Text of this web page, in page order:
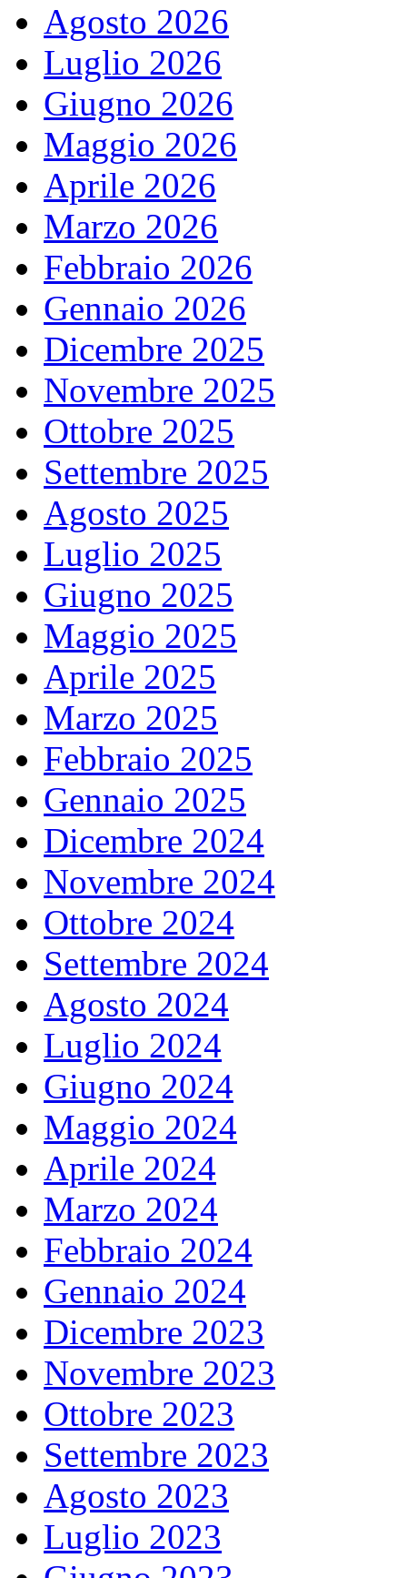
Agosto 2026
Luglio 2026
Giugno 2026
Maggio 2026
Aprile 2026
Marzo 2026
Febbraio 2026
Gennaio 2026
Dicembre 2025
Novembre 2025
Ottobre 2025
Settembre 2025
Agosto 2025
Luglio 2025
Giugno 2025
Maggio 2025
Aprile 2025
Marzo 2025
Febbraio 2025
Gennaio 2025
Dicembre 2024
Novembre 2024
Ottobre 2024
Settembre 2024
Agosto 2024
Luglio 2024
Giugno 2024
Maggio 2024
Aprile 2024
Marzo 2024
Febbraio 2024
Gennaio 2024
Dicembre 2023
Novembre 2023
Ottobre 2023
Settembre 2023
Agosto 2023
Luglio 2023